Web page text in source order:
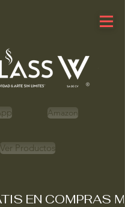
Ver Productos
EN COMPRAS
Amazon